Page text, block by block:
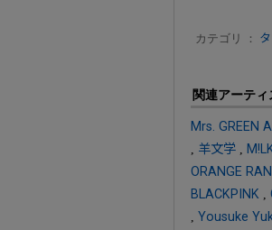
カテゴリ ：
関連アーティ
Mrs. GREEN
羊文学
ORANGE
BLACKPINK
Yousuke